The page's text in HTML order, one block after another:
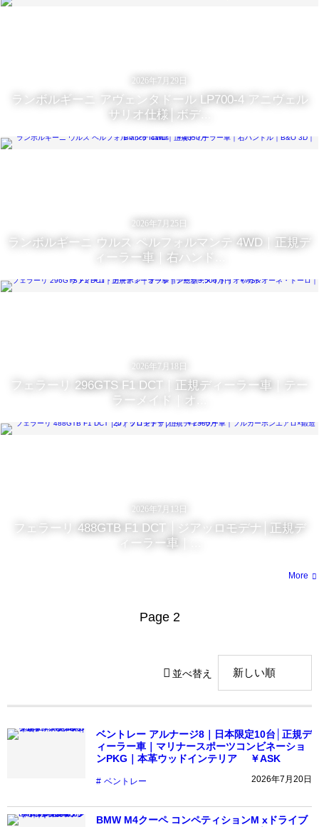
2026年7月29日
ランボルギーニ アヴェンタドール LP700-4 アニヴェル
サリオ仕様│ボデ...
2026年7月25日
ランボルギーニ ウルス ペルフォルマンテ 4WD｜正規デ
ィーラー車｜右ハンド...
2026年7月18日
フェラーリ 296GTS F1 DCT｜正規ディーラー車｜テー
ラーメイド｜オ...
2026年7月13日
フェラーリ 488GTB F1 DCT │ジアッロモデナ│正規デ
ィーラー車｜...
More
Page 2
並べ替え
ベントレー アルナージ8｜日本限定10台│正規デ
ィーラー車｜マリナースポーツコンビネーショ
ンPKG｜本革ウッドインテリア ￥ASK
ベントレー 2026年7月20日
BMW M4クーペ コンペティションM xドライブ